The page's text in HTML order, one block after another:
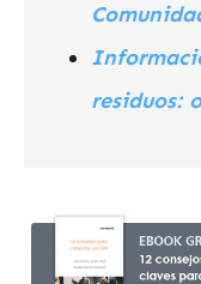
residuos: